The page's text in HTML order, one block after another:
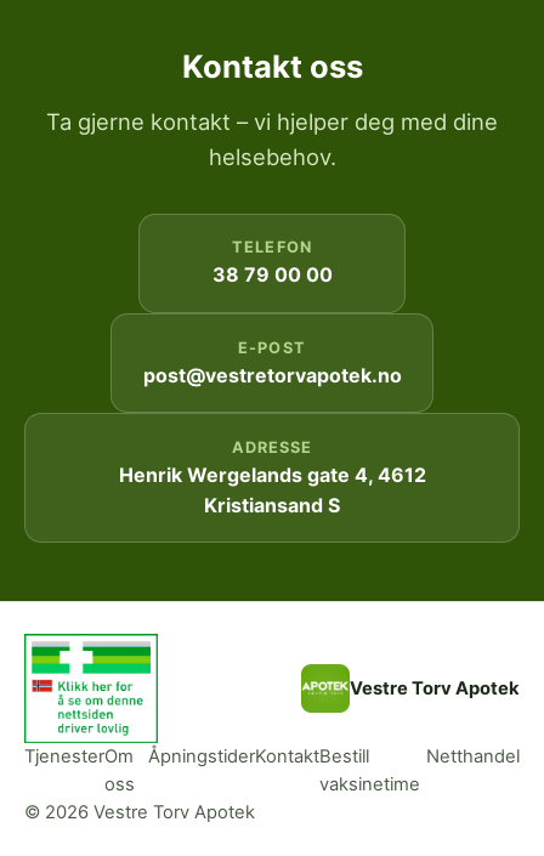
Kontakt oss
Ta gjerne kontakt – vi hjelper deg med dine
helsebehov.
TELEFON
38 79 00 00
E-POST
post@vestretorvapotek.no
ADRESSE
Henrik Wergelands gate 4, 4612
Kristiansand S
Vestre Torv Apotek
TjenesterOm
oss
ÅpningstiderKontaktBestill
vaksinetime
Netthandel
© 2026 Vestre Torv Apotek